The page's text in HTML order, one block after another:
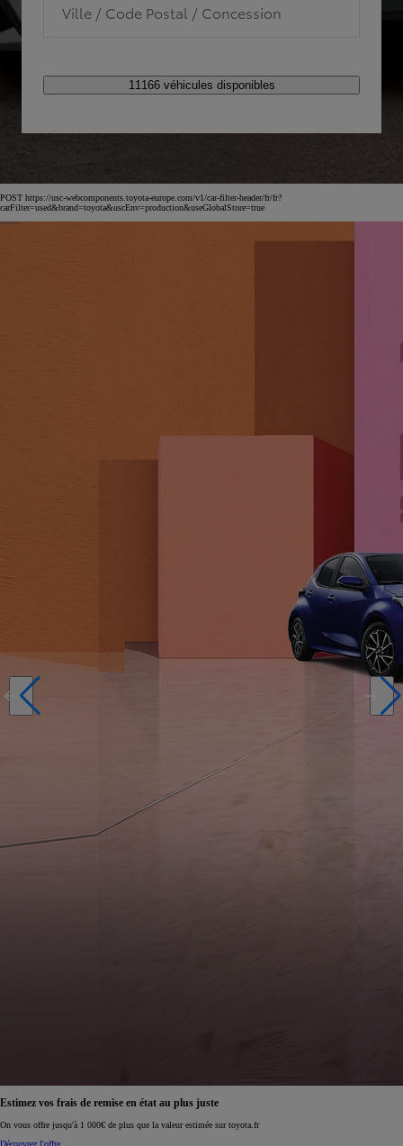
Ville / Code Postal / Concession
11166 véhicules disponibles
POST https://usc-webcomponents.toyota-europe.com/v1/car-filter-header/fr/fr?
carFilter=used&brand=toyota&uscEnv=production&useGlobalStore=true
Réservez en ligne votre occasion pour 1€ seulement
Réservez en ligne